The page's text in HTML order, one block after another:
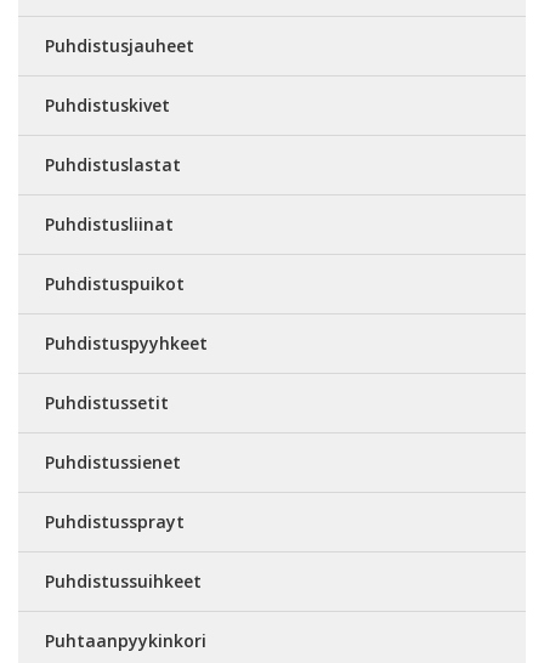
Puhdistusjauheet
Puhdistuskivet
Puhdistuslastat
Puhdistusliinat
Puhdistuspuikot
Puhdistuspyyhkeet
Puhdistussetit
Puhdistussienet
Puhdistussprayt
Puhdistussuihkeet
Puhtaanpyykinkori